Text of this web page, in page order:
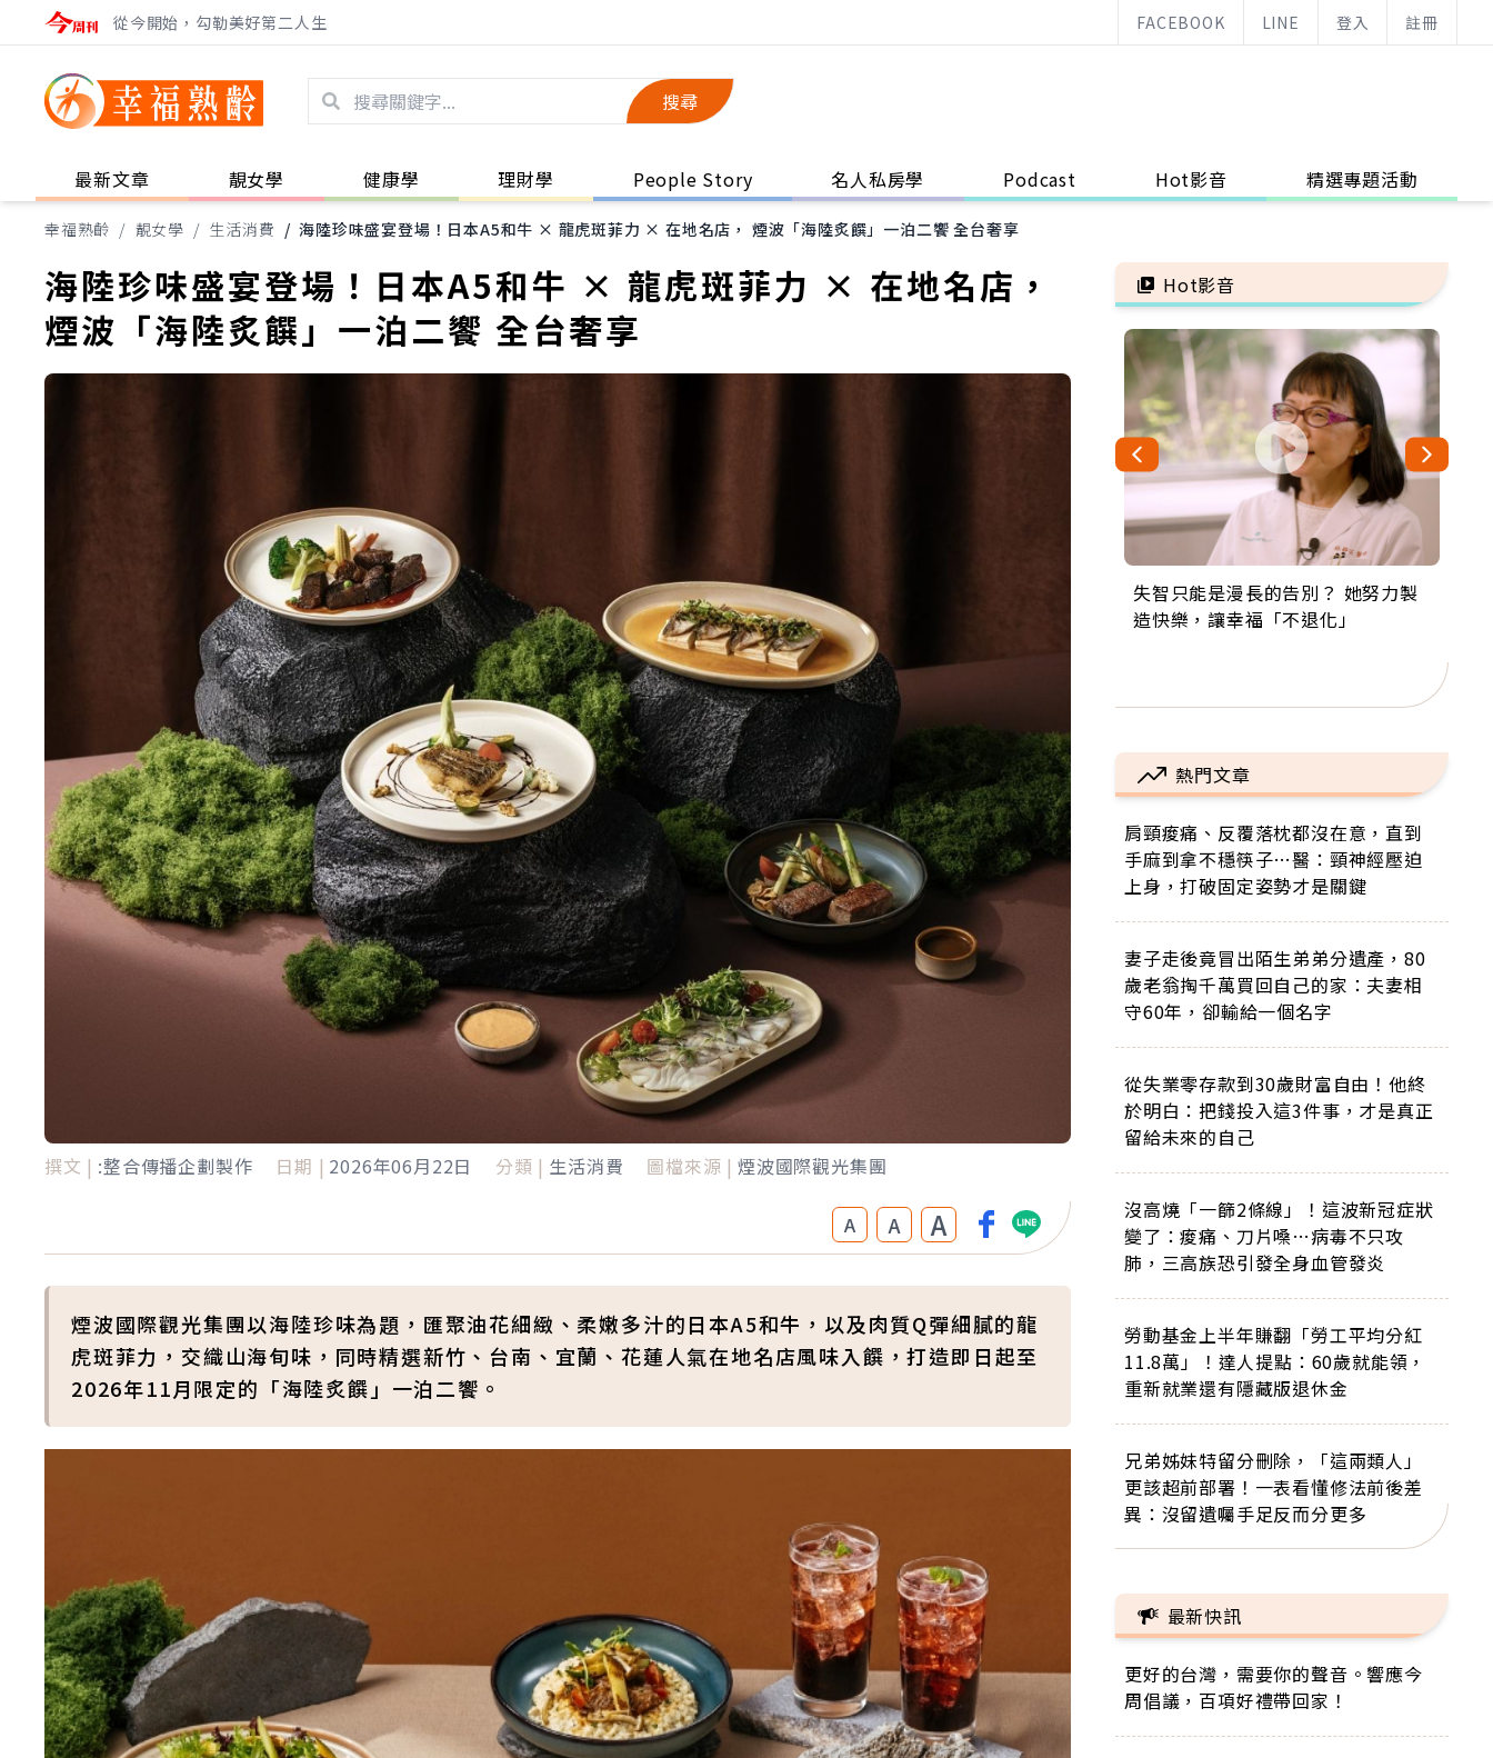
從今開始，勾勒美好第二人生 FACEBOOK LINE 登入 註冊
搜尋
最新文章 靚女學 健康學 理財學 People Story 名人私房學 Podcast Hot影音 精選專題活動
幸福熟齡 / 靚女學 / 生活消費 / 海陸珍味盛宴登場！日本A5和牛 × 龍虎斑菲力 × 在地名店， 煙波「海陸炙饌」一泊二饗 全台奢享
海陸珍味盛宴登場！日本A5和牛 × 龍虎斑菲力 × 在地名店，
煙波「海陸炙饌」一泊二饗 全台奢享
撰文 | :整合傳播企劃製作 日期 | 2026年06月22日 分類 | 生活消費 圖檔來源 | 煙波國際觀光集團
A A A
煙波國際觀光集團以海陸珍味為題，匯聚油花細緻、柔嫩多汁的日本A5和牛，以及肉質Q彈細膩的龍
虎斑菲力，交織山海旬味，同時精選新竹、台南、宜蘭、花蓮人氣在地名店風味入饌，打造即日起至
2026年11月限定的「海陸炙饌」一泊二饗。
Hot影音
失智只能是漫長的告別？ 她努力製
造快樂，讓幸福「不退化」
來自剛果的巧克力神父 為台灣奉獻
36年 「台灣是我的家，我連作夢都
63歲卸矽谷副總、搬回台灣找快
樂！「蛋黃哥小丑」走進安養院，
104歲打破金氏世界紀錄 成為全球
最年長羽球選手，分享長壽的秘密
事業巔峰他選擇追夢…黑手阿伯拉
小提琴還登上小巨蛋！連CNN都大
熱門文章
肩頸痠痛、反覆落枕都沒在意，直到
手麻到拿不穩筷子…醫：頸神經壓迫
上身，打破固定姿勢才是關鍵
妻子走後竟冒出陌生弟弟分遺產，80
歲老翁掏千萬買回自己的家：夫妻相
守60年，卻輸給一個名字
從失業零存款到30歲財富自由！他終
於明白：把錢投入這3件事，才是真正
留給未來的自己
沒高燒「一篩2條線」！這波新冠症狀
變了：痠痛、刀片嗓…病毒不只攻
肺，三高族恐引發全身血管發炎
勞動基金上半年賺翻「勞工平均分紅
11.8萬」！達人提點：60歲就能領，
重新就業還有隱藏版退休金
兄弟姊妹特留分刪除，「這兩類人」
更該超前部署！一表看懂修法前後差
異：沒留遺囑手足反而分更多
最新快訊
更好的台灣，需要你的聲音。響應今
周倡議，百項好禮帶回家！